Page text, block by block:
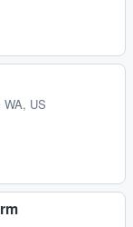
US